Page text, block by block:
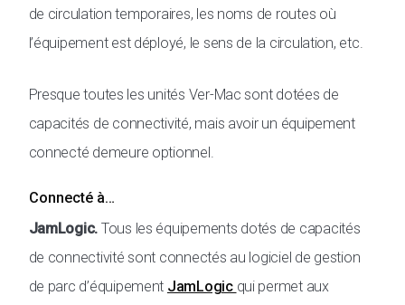
de circulation temporaires, les noms de routes où
l’équipement est déployé, le sens de la circulation, etc.
Presque toutes les unités Ver-Mac sont dotées de
capacités de connectivité, mais avoir un équipement
connecté demeure optionnel.
Connecté à…
JamLogic. Tous les équipements dotés de capacités
de connectivité sont connectés au logiciel de gestion
de parc d’équipement JamLogic qui permet aux